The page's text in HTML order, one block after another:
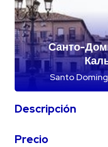
Санто-
Santo
Descripción
Precio